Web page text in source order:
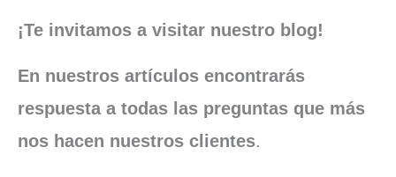
¡Te invitamos a visitar nuestro blog!
En nuestros artículos encontrarás
respuesta a todas las preguntas que más
nos hacen nuestros clientes.